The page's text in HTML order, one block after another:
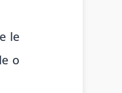
le
o